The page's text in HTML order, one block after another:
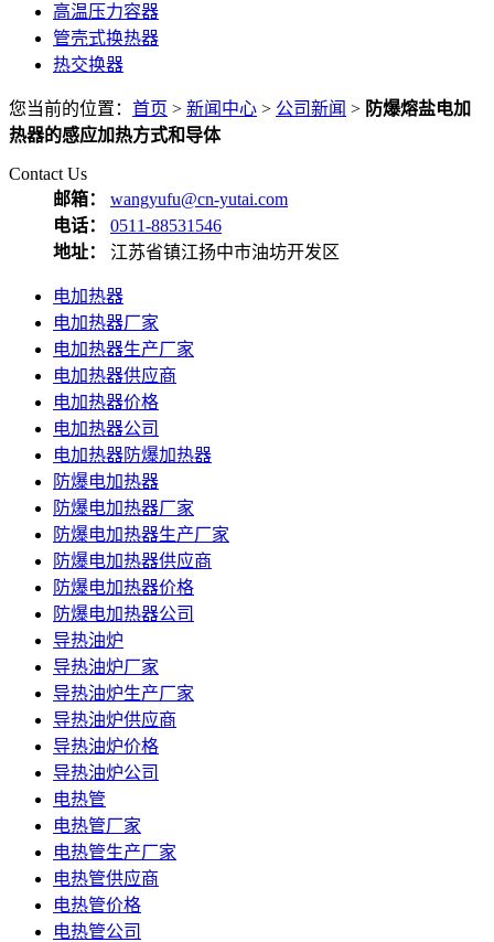
高温压力容器
管壳式换热器
热交换器
您当前的位置： 首页 > 新闻中心 > 公司新闻 > ​防爆熔盐电加
热器的感应加热方式和导体
Contact Us
邮箱：
wangyufu@cn-yutai.com
电话：
0511-88531546
地址：
江苏省镇江扬中市油坊开发区
电加热器
电加热器厂家
电加热器生产厂家
电加热器供应商
电加热器价格
电加热器公司
电加热器防爆加热器
防爆电加热器
防爆电加热器厂家
防爆电加热器生产厂家
防爆电加热器供应商
防爆电加热器价格
防爆电加热器公司
导热油炉
导热油炉厂家
导热油炉生产厂家
导热油炉供应商
导热油炉价格
导热油炉公司
电热管
电热管厂家
电热管生产厂家
电热管供应商
电热管价格
电热管公司